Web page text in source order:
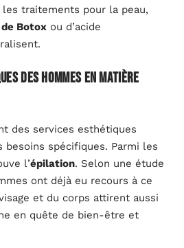
traitements pour la peau,
Botox ou d’acide
des hommes en matière
des services esthétiques
besoins spécifiques. Parmi les
l’épilation. Selon une étude
ont déjà eu recours à ce
et du corps attirent aussi
en quête de bien-être et